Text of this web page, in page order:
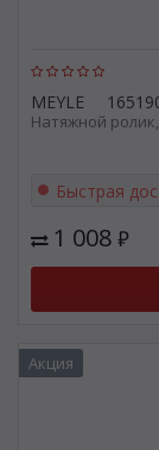
MEYLE
Натяжной
Быстрая
1 008 ₽
Акция